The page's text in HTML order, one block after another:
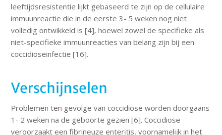
leeftijdsresistentie lijkt gebaseerd te zijn op de cellulaire
immuunreactie die in de eerste 3- 5 weken nog niet
volledig ontwikkeld is [4], hoewel zowel de specifieke als
niet-specifieke immuunreacties van belang zijn bij een
coccidioseinfectie [16].
Verschijnselen
Problemen ten gevolge van coccidiose worden doorgaans
1- 2 weken na de geboorte gezien [6]. Coccidiose
veroorzaakt een fibrineuze enteritis, voornamelijk in het